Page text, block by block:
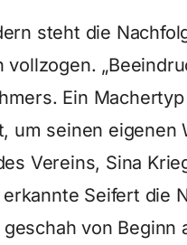
steht die
Ein
um seinen eigenen
Vereins, Sina
Seifert die
von